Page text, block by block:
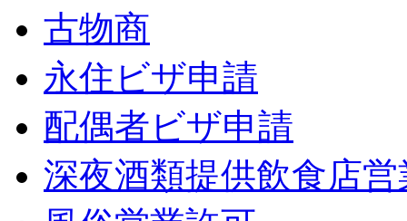
古物商
永住ビザ申請
配偶者ビザ申請
深夜酒類提供飲食店